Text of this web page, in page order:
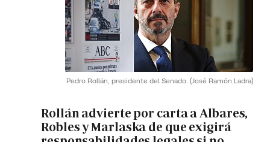
Pedro Rollán, presidente del Senado. (José Ramón Ladra)
Rollán advierte por carta a Albares,
Robles y Marlaska de que exigirá